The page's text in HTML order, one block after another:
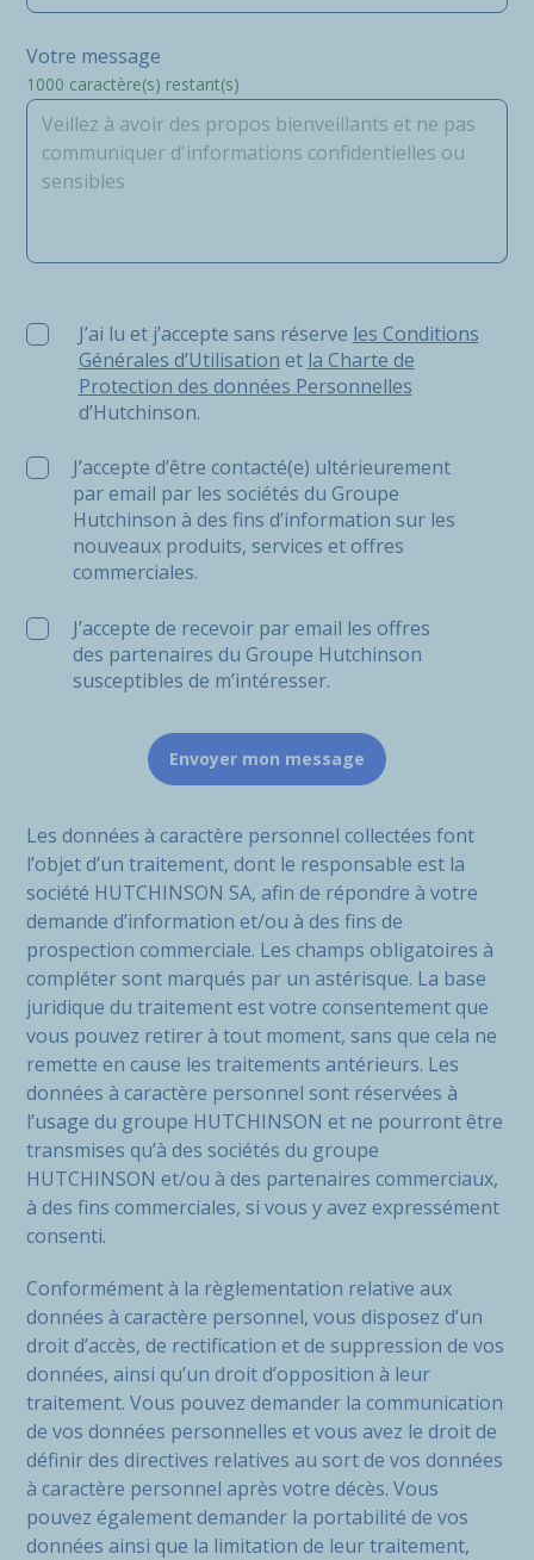
Votre message
1000 caractère(s) restant(s)
J’ai lu et j’accepte sans réserve les Conditions
J’ai lu et j’accepte sans réserve les Conditions
Générales d’Utilisation et la Charte de
Protection des données Personnelles
d’Hutchinson.
J’accepte d’être contacté(e) ultérieurement
par email par les sociétés du Groupe
Hutchinson à des fins d’information sur les
nouveaux produits, services et offres
commerciales.
J’accepte de recevoir par email les offres
des partenaires du Groupe Hutchinson
susceptibles de m’intéresser.
Les données à caractère personnel collectées font
l’objet d’un traitement, dont le responsable est la
société HUTCHINSON SA, afin de répondre à votre
demande d’information et/ou à des fins de
prospection commerciale. Les champs obligatoires à
compléter sont marqués par un astérisque. La base
juridique du traitement est votre consentement que
vous pouvez retirer à tout moment, sans que cela ne
remette en cause les traitements antérieurs. Les
données à caractère personnel sont réservées à
l’usage du groupe HUTCHINSON et ne pourront être
transmises qu’à des sociétés du groupe
HUTCHINSON et/ou à des partenaires commerciaux,
à des fins commerciales, si vous y avez expressément
consenti.
Conformément à la règlementation relative aux
données à caractère personnel, vous disposez d’un
droit d’accès, de rectification et de suppression de vos
données, ainsi qu’un droit d’opposition à leur
traitement. Vous pouvez demander la communication
de vos données personnelles et vous avez le droit de
définir des directives relatives au sort de vos données
à caractère personnel après votre décès. Vous
pouvez également demander la portabilité de vos
données ainsi que la limitation de leur traitement,